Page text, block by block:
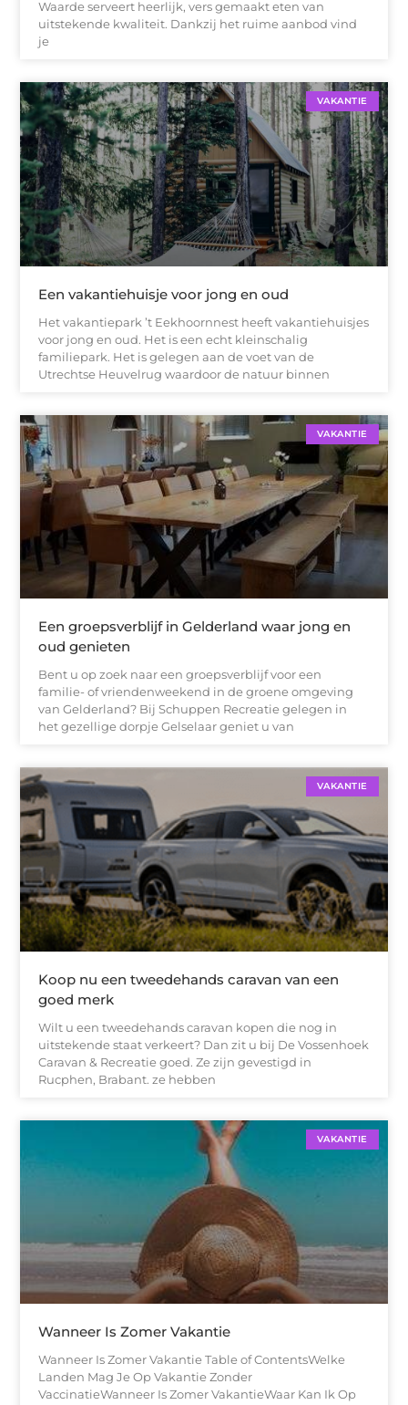
Waarde serveert heerlijk, vers gemaakt eten van
uitstekende kwaliteit. Dankzij het ruime aanbod vind
je
VAKANTIE
Een vakantiehuisje voor jong en oud
Het vakantiepark ’t Eekhoornnest heeft vakantiehuisjes
voor jong en oud. Het is een echt kleinschalig
familiepark. Het is gelegen aan de voet van de
Utrechtse Heuvelrug waardoor de natuur binnen
VAKANTIE
Een groepsverblijf in Gelderland waar jong en
oud genieten
Bent u op zoek naar een groepsverblijf voor een
familie- of vriendenweekend in de groene omgeving
van Gelderland? Bij Schuppen Recreatie gelegen in
het gezellige dorpje Gelselaar geniet u van
VAKANTIE
Koop nu een tweedehands caravan van een
goed merk
Wilt u een tweedehands caravan kopen die nog in
uitstekende staat verkeert? Dan zit u bij De Vossenhoek
Caravan & Recreatie goed. Ze zijn gevestigd in
Rucphen, Brabant. ze hebben
VAKANTIE
Wanneer Is Zomer Vakantie
Wanneer Is Zomer Vakantie Table of ContentsWelke
Landen Mag Je Op Vakantie Zonder
VaccinatieWanneer Is Zomer VakantieWaar Kan Ik Op